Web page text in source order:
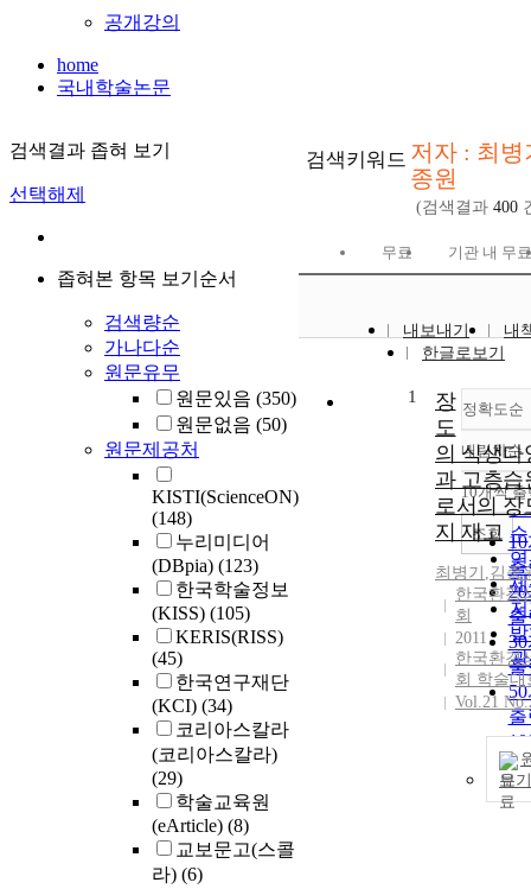
공개강의
home
국내학술논문
검색결과 좁혀 보기
선택해제
좁혀본 항목 보기순서
검색량순
가나다순
원문유무
원문있음 (350)
원문없음 (50)
원문제공처
KISTI(ScienceON)
(148)
누리미디어
(DBpia) (123)
한국학술정보
(KISS) (105)
KERIS(RISS)
(45)
한국연구재단
(KCI) (34)
코리아스칼라
(코리아스칼라)
(29)
학술교육원
(eArticle) (8)
교보문고(스콜
라) (6)
검색키워드 저자 : 최병
종원
(검색결과 400
무료 기관 내 무료
내보내기
내
한글로보기
정확도순
순
순
내림차순
내
10개씩 출
출
출
출
출
조회
1
장
도
의 식생다
과 고층습
로서의 장
지 재고
최병기 ,김종
한국환경
회
2011
한국환경
회 학술대
Vol.21
보기